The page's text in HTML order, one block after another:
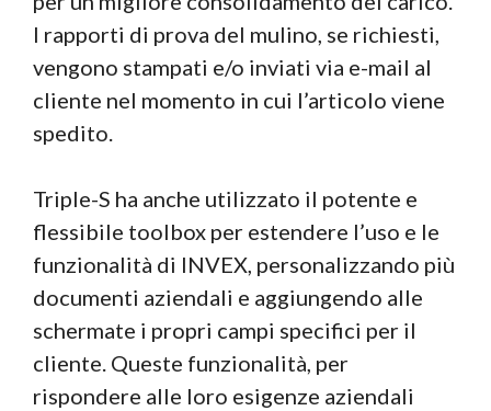
I rapporti di prova del mulino, se richiesti,
vengono stampati e/o inviati via e-mail al
cliente nel momento in cui l’articolo viene
spedito.
Triple-S ha anche utilizzato il potente e
flessibile toolbox per estendere l’uso e le
funzionalità di INVEX, personalizzando più
documenti aziendali e aggiungendo alle
schermate i propri campi specifici per il
cliente. Queste funzionalità, per
rispondere alle loro esigenze aziendali